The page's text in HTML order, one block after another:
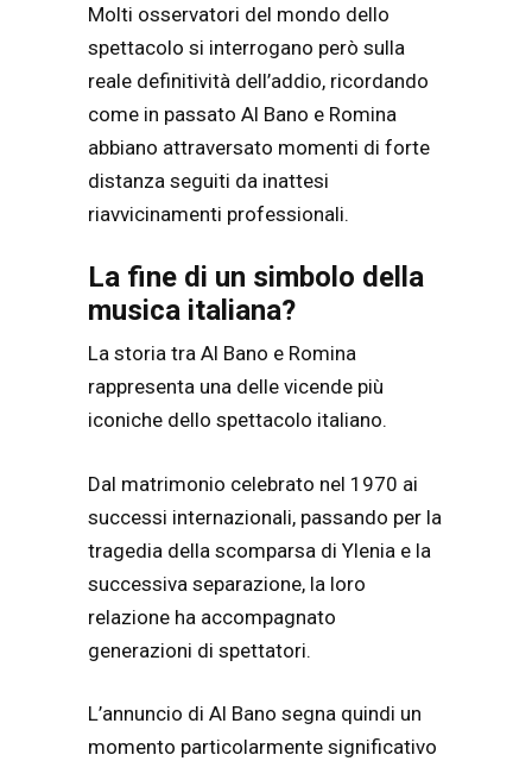
Molti osservatori del mondo dello
spettacolo si interrogano però sulla
reale definitività dell’addio, ricordando
come in passato Al Bano e Romina
abbiano attraversato momenti di forte
distanza seguiti da inattesi
riavvicinamenti professionali.
La fine di un simbolo della
musica italiana?
La storia tra Al Bano e Romina
rappresenta una delle vicende più
iconiche dello spettacolo italiano.
Dal matrimonio celebrato nel 1970 ai
successi internazionali, passando per la
tragedia della scomparsa di Ylenia e la
successiva separazione, la loro
relazione ha accompagnato
generazioni di spettatori.
L’annuncio di Al Bano segna quindi un
momento particolarmente significativo